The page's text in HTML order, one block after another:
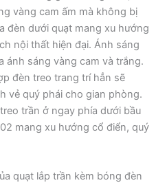
vàng cam ấm mà không bị
đèn dưới quạt mang xu hướng
nội thất hiện đại. Ánh sáng
ánh sáng vàng cam và trắng.
đèn treo trang trí hẳn sẽ
vẻ quý phái cho gian phòng.
trần ở ngay phía dưới bầu
mang xu hướng cổ điển, quý
quạt lắp trần kèm bóng đèn